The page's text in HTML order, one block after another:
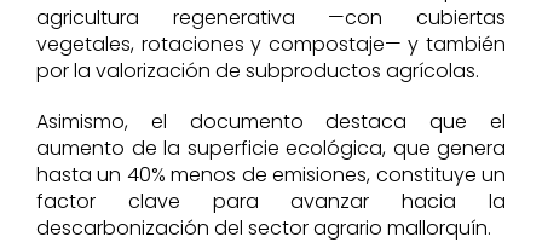
agricultura regenerativa —con cubiertas
vegetales, rotaciones y compostaje— y también
por la valorización de subproductos agrícolas.
Asimismo, el documento destaca que el
aumento de la superficie ecológica, que genera
hasta un 40% menos de emisiones, constituye un
factor clave para avanzar hacia la
descarbonización del sector agrario mallorquín.